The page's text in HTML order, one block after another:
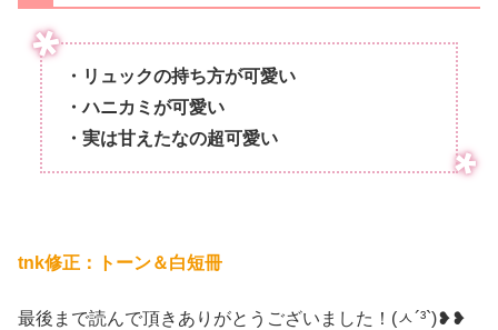
・リュックの持ち方が可愛い
・ハニカミが可愛い
・実は甘えたなの超可愛い
tnk修正：トーン＆白短冊
最後まで読んで頂きありがとうございました！(ㅅ´³`)❥❥